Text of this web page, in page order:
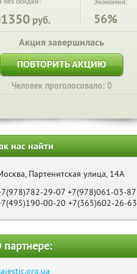
руб. 56%
Акция завершилась
ПОВТОРИТЬ АКЦИЮ
Человек проголосовало: 0
нас найти
Партенитская улица, 14А
29-07 +7(978)061-03-87
00-20 +7(365)602-26-63
партнере: